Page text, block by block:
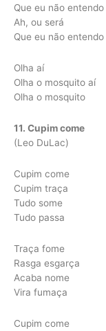
Que eu não entendo
Ah, ou será
Que eu não
Olha aí
Olha o mosquito aí
Olha o mosquito
11. Cupim come
(Leo DuLac)
Cupim come
Cupim traça
Tudo some
Tudo passa
Traça fome
Rasga esgarça
Acaba nome
Vira fumaça
Cupim come